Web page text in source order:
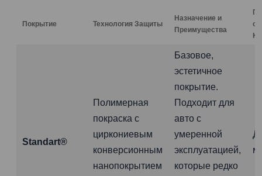
Покрытие Технология Защиты
Назначение и
Преимущества
от
Standart®
Полимерная
покраска с
циркониевым
конверсионным
нанопокрытием
Базовое,
эстетичное
покрытие.
Подходит для
авто с
умеренной
эксплуатацией,
которые редко